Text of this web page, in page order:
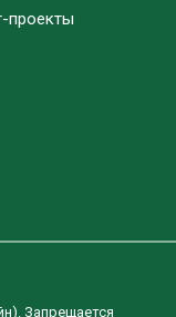
проекты
Запрещается